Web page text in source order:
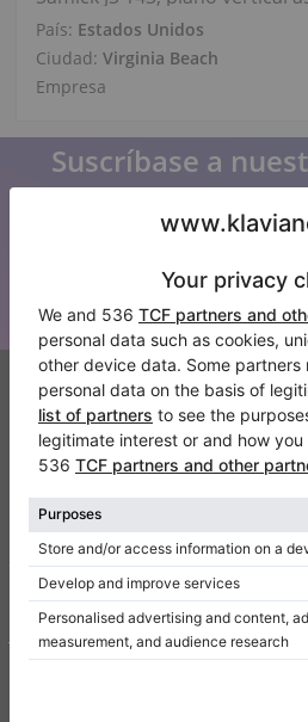
País: Estados Unidos
Ciudad: Virginia Beach
Empresa
Suscríbase a
Klaviano
FAQ
Contacto
Sobre nosotros
Escribir una reseña
Términos de uso